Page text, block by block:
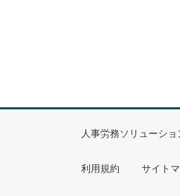
人事労務ソリューショ
利用規約 サイト